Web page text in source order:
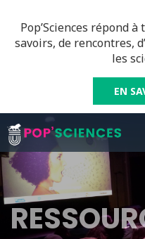
Pop’Sciences répond
savoirs, de rencontres,
les
EN